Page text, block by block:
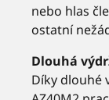
nebo hlas
ostatní
Dlouhá
Díky dlouhé